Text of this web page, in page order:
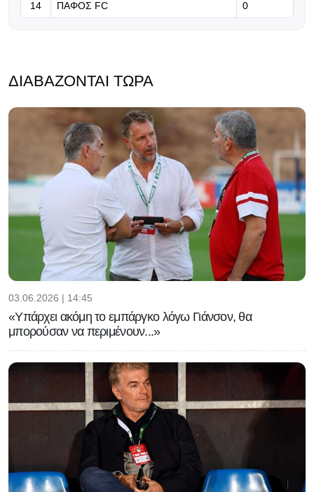
14 ΠΑΦΟΣ FC 0
ΔΙΑΒΆΖΟΝΤΑΙ ΤΏΡΑ
03.06.2026 | 14:45
«Υπάρχει ακόμη το εμπάργκο λόγω Γιάνσον, θα
μπορούσαν να περιμένουν...»